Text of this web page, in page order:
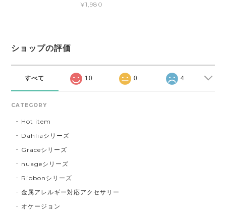
¥1,980
ショップの評価
すべて 10 0 4
CATEGORY
Hot item
Dahliaシリーズ
Graceシリーズ
nuageシリーズ
Ribbonシリーズ
金属アレルギー対応アクセサリー
オケージョン